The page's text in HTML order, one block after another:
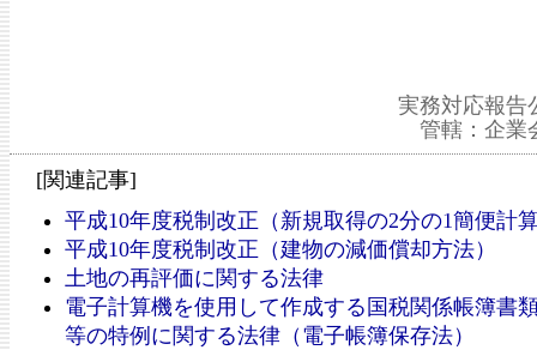
実務対応報告
管轄：企業
[関連記事]
平成10年度税制改正（新規取得の2分の1簡便計
平成10年度税制改正（建物の減価償却方法）
土地の再評価に関する法律
電子計算機を使用して作成する国税関係帳簿書
等の特例に関する法律（電子帳簿保存法）